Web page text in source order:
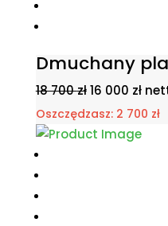
Dmuchany
18 700zł Pierwotna
cena
wynosiła:
16 000 zł
cena
Oszczędzasz: 2 700 zł